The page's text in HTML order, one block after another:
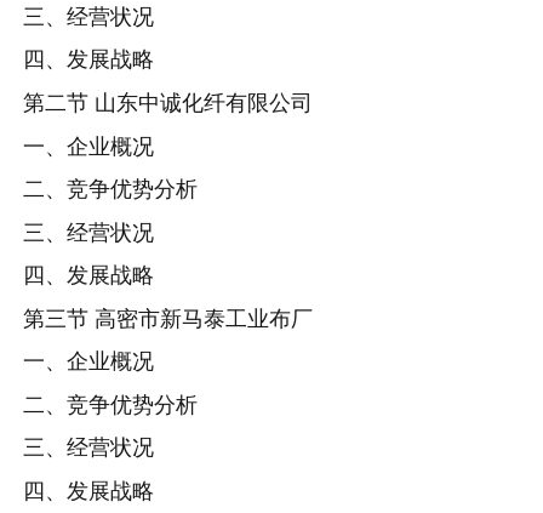
三、经营状况
四、发展战略
第二节 山东中诚化纤有限公司
一、企业概况
二、竞争优势分析
三、经营状况
四、发展战略
第三节 高密市新马泰工业布厂
一、企业概况
二、竞争优势分析
三、经营状况
四、发展战略